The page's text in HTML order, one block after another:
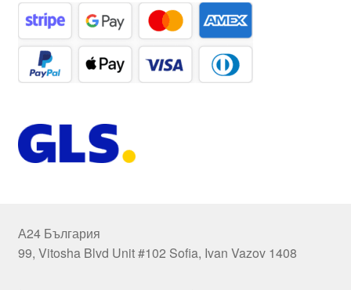
А24 България
99, Vitosha Blvd Unit #102 Sofia, Ivan Vazov 1408